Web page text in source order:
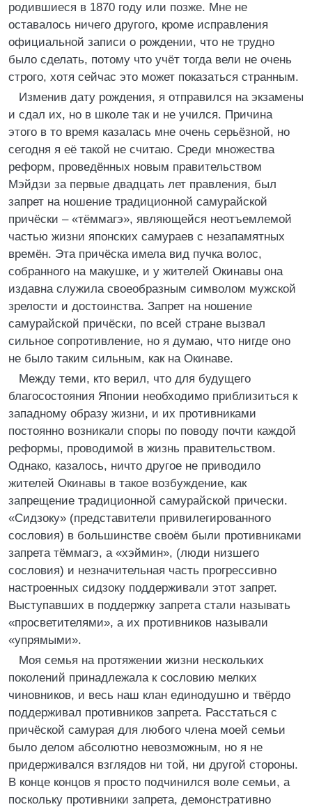
родившиеся в 1870 году или позже. Мне не
оставалось ничего другого, кроме исправления
официальной записи о рождении, что не трудно
было сделать, потому что учёт тогда вели не очень
строго, хотя сейчас это может показаться странным.
Изменив дату рождения, я отправился на экзамены
и сдал их, но в школе так и не учился. Причина
этого в то время казалась мне очень серьёзной, но
сегодня я её такой не считаю. Среди множества
реформ, проведённых новым правительством
Мэйдзи за первые двадцать лет правления, был
запрет на ношение традиционной самурайской
причёски – «тёммагэ», являющейся неотъемлемой
частью жизни японских самураев с незапамятных
времён. Эта причёска имела вид пучка волос,
собранного на макушке, и у жителей Окинавы она
издавна служила своеобразным символом мужской
зрелости и достоинства. Запрет на ношение
самурайской причёски, по всей стране вызвал
сильное сопротивление, но я думаю, что нигде оно
не было таким сильным, как на Окинаве.
Между теми, кто верил, что для будущего
благосостояния Японии необходимо приблизиться к
западному образу жизни, и их противниками
постоянно возникали споры по поводу почти каждой
реформы, проводимой в жизнь правительством.
Однако, казалось, ничто другое не приводило
жителей Окинавы в такое возбуждение, как
запрещение традиционной самурайской прически.
«Сидзоку» (представители привилегированного
сословия) в большинстве своём были противниками
запрета тёммагэ, а «хэймин», (люди низшего
сословия) и незначительная часть прогрессивно
настроенных сидзоку поддерживали этот запрет.
Выступавших в поддержку запрета стали называть
«просветителями», а их противников называли
«упрямыми».
Моя семья на протяжении жизни нескольких
поколений принадлежала к сословию мелких
чиновников, и весь наш клан единодушно и твёрдо
поддерживал противников запрета. Расстаться с
причёской самурая для любого члена моей семьи
было делом абсолютно невозможным, но я не
придерживался взглядов ни той, ни другой стороны.
В конце концов я просто подчинился воле семьи, а
поскольку противники запрета, демонстративно